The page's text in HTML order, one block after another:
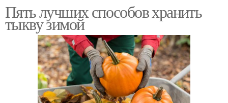
Пять лучших способов хранить
тыкву зимой